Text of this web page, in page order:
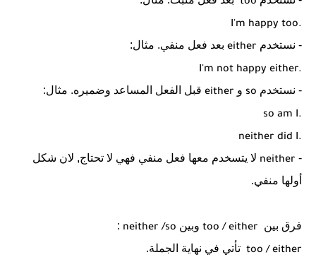
I'm happy too.
- نستخدم either بعد فعل منفي. مثال:
I'm not happy either.
- نستخدم so و either قبل الفعل المساعد وضميره. مثال:
so am I.
neither did I.
-
neither لا يتسخدم معها فعل منفي فهي لا تحتاج, لان شكل
أولها منفي.
فرق بين too / either وبين neither /so
:
too / either تأتي في نهاية الجملة.